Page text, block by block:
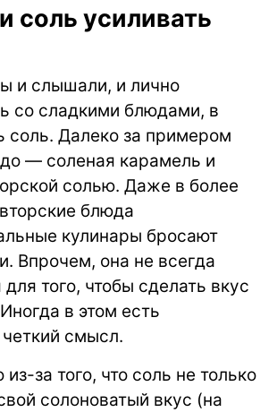
соль усиливать
и слышали, и лично
со сладкими блюдами, в
соль. Далеко за примером
— соленая карамель и
солью. Даже в более
блюда
кулинары бросают
Впрочем, она не всегда
того, чтобы сделать вкус
в этом есть
смысл.
из-за того, что соль не только
солоноватый вкус (на